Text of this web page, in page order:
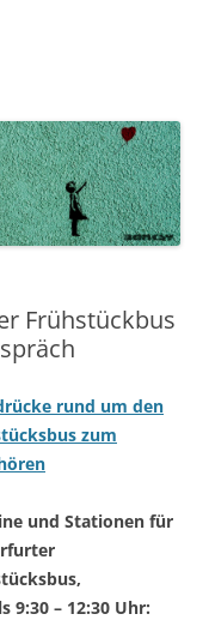
der Stadt Erfurt – Zur
Demokratie
Frühstückbus
rund um den
zum
und Stationen für
9:30 – 12:30 Uhr: